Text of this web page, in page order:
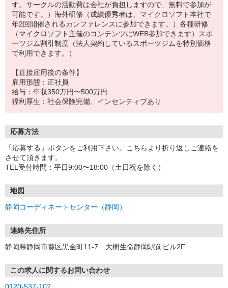
す。サークルの活動費は会社が負担しますので、無料で参加が
可能です。）海外研修（成績優秀者は、マイクロソフト本社で
年2回開催されるカンファレンスに参加できます。）各種研修
（マイクロソフト主催のコンテンツにWEB参加できます）スポ
ーツジム割引制度（法人契約しているスポーツジムを特別価格
で利用できます。）
【直接雇用後の条件】
雇用形態：正社員
給与：年収350万円〜500万円
福利厚生：社会保険完備、インセンティブあり
応募方法
「応募する」ボタンをご利用下さい。こちらより折り返しご連絡を
させて頂きます。
TEL受付時間：平日9:00〜18:00（土日祝を除く）
地図
静岡コーディネートセンター（静岡）
連絡先住所
静岡県静岡市葵区黒金町11-7 大樹生命静岡駅前ビル2F
この求人に関するお問い合わせ